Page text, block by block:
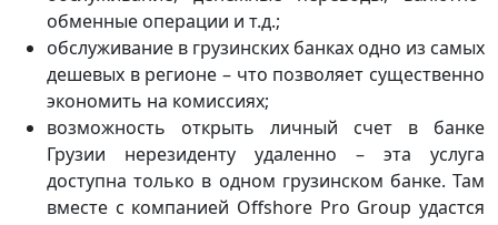
обменные операции и т.д.;
обслуживание в грузинских банках одно из самых
дешевых в регионе – что позволяет существенно
экономить на комиссиях;
возможность открыть личный счет в банке
Грузии нерезиденту удаленно – эта услуга
доступна только в одном грузинском банке. Там
вместе с компанией Offshore Pro Group удастся